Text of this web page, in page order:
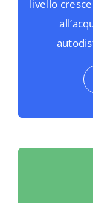
livello